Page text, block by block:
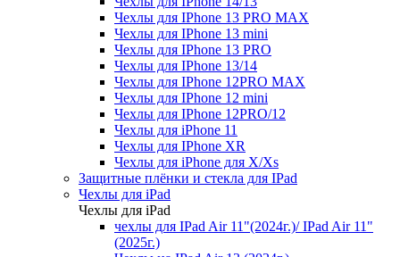
Чехлы для IPhone 13 PRO MAX
Чехлы для IPhone 13 mini
Чехлы для IPhone 13 PRO
Чехлы для IPhone 13/14
Чехлы для IPhone 12PRO MAX
Чехлы для IPhone 12 mini
Чехлы для IPhone 12PRO/12
Чехлы для iPhone 11
Чехлы для IPhone XR
Чехлы для iPhone для X/Xs
Защитные плёнки и стекла для IPad
Чехлы для iPad
Чехлы для iPad
чехлы для IPad Air 11"(2024г.)/ IPad Air 11"
(2025г.)